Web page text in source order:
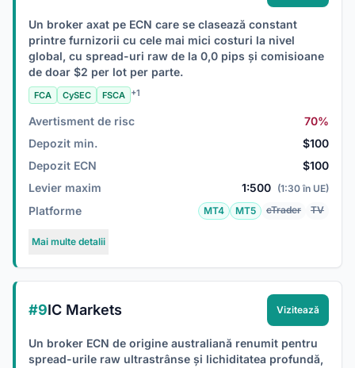
Un broker axat pe ECN care se clasează constant
printre furnizorii cu cele mai mici costuri la nivel
global, cu spread-uri raw de la 0,0 pips și comisioane
de doar $2 per lot per parte.
FCA CySEC FSCA +1
Avertisment de risc
70%
Depozit min.
$100
Depozit ECN
$100
Levier maxim
1:500 (1:30 în UE)
Platforme MT4 MT5 cTrader TV
Mai multe detalii
#9IC Markets Vizitează
Un broker ECN de origine australiană renumit pentru
spread-urile raw ultrastrânse și lichiditatea profundă,